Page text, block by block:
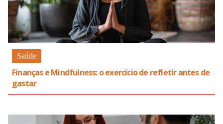
Saúde
Finanças e Mindfulness: o exercício de refletir antes de
gastar